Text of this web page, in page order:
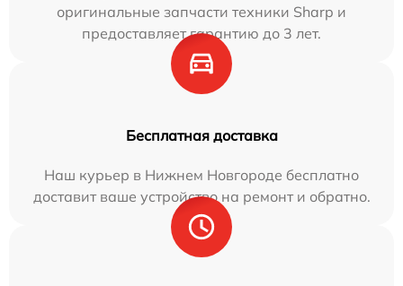
оригинальные запчасти техники Sharp и
предоставляет гарантию до 3 лет.
Бесплатная доставка
Наш курьер в Нижнем Новгороде бесплатно
доставит ваше устройство на ремонт и обратно.